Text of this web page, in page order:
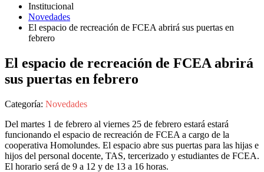
Institucional
Novedades
El espacio de recreación de FCEA abrirá sus puertas en
febrero
El espacio de recreación de FCEA abrirá
sus puertas en febrero
Categoría: Novedades
Del martes 1 de febrero al viernes 25 de febrero estará estará
funcionando el espacio de recreación de FCEA a cargo de la
cooperativa Homolundes. El espacio abre sus puertas para las hijas e
hijos del personal docente, TAS, tercerizado y estudiantes de FCEA.
El horario será de 9 a 12 y de 13 a 16 horas.